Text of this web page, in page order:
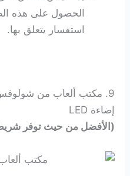
الحصول على هذه
استفسار يتعلق بها.
إضاءة LED
(الأفضل من حيث توفر